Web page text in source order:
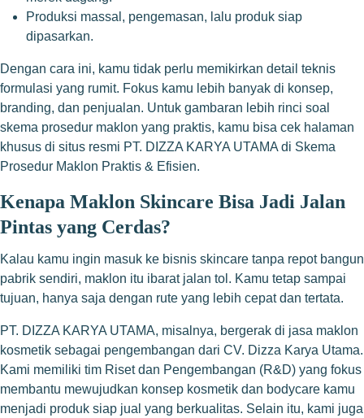
Produksi massal, pengemasan, lalu produk siap
dipasarkan.
Dengan cara ini, kamu tidak perlu memikirkan detail teknis
formulasi yang rumit. Fokus kamu lebih banyak di konsep,
branding, dan penjualan. Untuk gambaran lebih rinci soal
skema prosedur maklon yang praktis, kamu bisa cek halaman
khusus di situs resmi PT. DIZZA KARYA UTAMA di Skema
Prosedur Maklon Praktis & Efisien.
Kenapa Maklon Skincare Bisa Jadi Jalan
Pintas yang Cerdas?
Kalau kamu ingin masuk ke bisnis skincare tanpa repot bangun
pabrik sendiri, maklon itu ibarat jalan tol. Kamu tetap sampai
tujuan, hanya saja dengan rute yang lebih cepat dan tertata.
PT. DIZZA KARYA UTAMA, misalnya, bergerak di jasa maklon
kosmetik sebagai pengembangan dari CV. Dizza Karya Utama.
Kami memiliki tim Riset dan Pengembangan (R&D) yang fokus
membantu mewujudkan konsep kosmetik dan bodycare kamu
menjadi produk siap jual yang berkualitas. Selain itu, kami juga